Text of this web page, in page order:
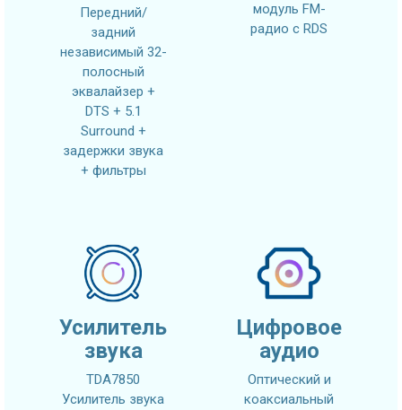
Передний/
задний
независимый 32-
полосный
эквалайзер +
DTS + 5.1
Surround +
задержки звука
+ фильтры
модуль FM-
радио с RDS
Усилитель
звука
TDA7850
Усилитель звука
Цифровое
аудио
Оптический и
коаксиальный